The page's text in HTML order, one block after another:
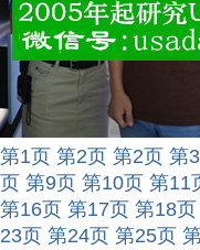
第1页 第2页 第2页 第
页 第9页 第10页 第11
第16页 第17页 第18页
23页 第24页 第25页